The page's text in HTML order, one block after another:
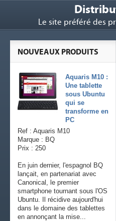
Le site préféré des
NOUVEAUX PRODUITS
Aquaris M10 :
Une tablette
sous Ubuntu
qui se
transforme en
PC
Ref : Aquaris M10
Marque : BQ
Prix : 250
En juin dernier, l'espagnol BQ
lançait, en partenariat avec
Canonical, le premier
smartphone tournant sous l'OS
Ubuntu. Il récidive aujourd'hui
dans le domaine des tablettes
en annonçant la mise...